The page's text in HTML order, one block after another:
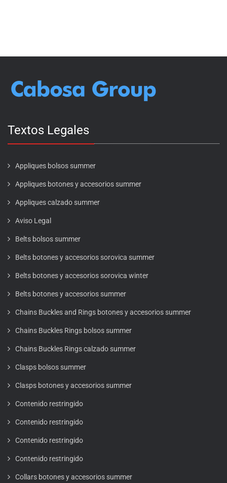
Textos Legales
Appliques bolsos summer
Appliques botones y accesorios summer
Appliques calzado summer
Aviso Legal
Belts bolsos summer
Belts botones y accesorios sorovica summer
Belts botones y accesorios sorovica winter
Belts botones y accesorios summer
Chains Buckles and Rings botones y accesorios summer
Chains Buckles Rings bolsos summer
Chains Buckles Rings calzado summer
Clasps bolsos summer
Clasps botones y accesorios summer
Contenido restringido
Contenido restringido
Contenido restringido
Contenido restringido
Collars botones y accesorios summer